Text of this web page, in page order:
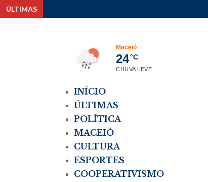
ÚLTIMAS
Maceió
24°C
CHUVA LEVE
INÍCIO
ÚLTIMAS
POLÍTICA
MACEIÓ
CULTURA
ESPORTES
COOPERATIVISMO